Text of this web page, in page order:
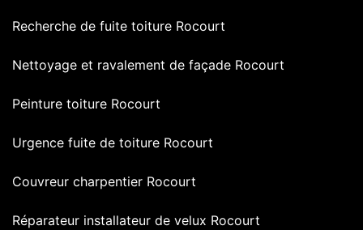
Recherche de fuite toiture Rocourt
Nettoyage et ravalement de façade Rocourt
Peinture toiture Rocourt
Urgence fuite de toiture Rocourt
Couvreur charpentier Rocourt
Réparateur installateur de velux Rocourt